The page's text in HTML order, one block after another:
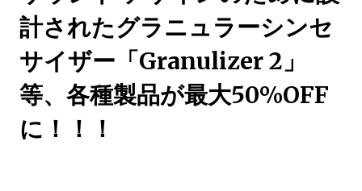
計されたグラニュラーシンセ
サイザー「Granulizer 2」
等、各種製品が最大50%OFF
に！！！